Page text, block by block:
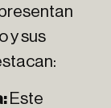
y sus
Este